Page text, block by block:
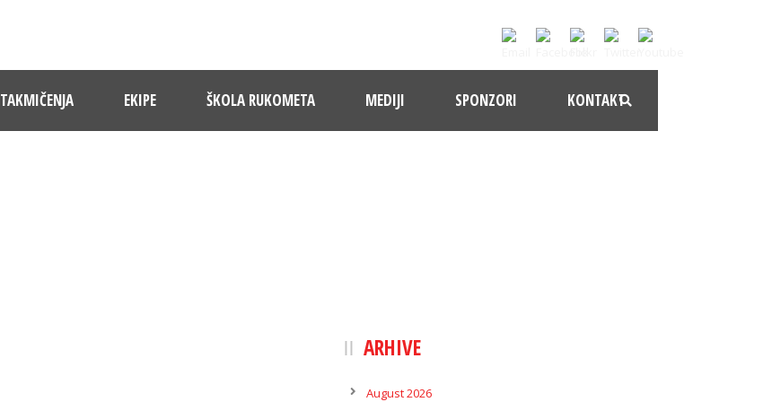
TAKMIČENJA EKIPE ŠKOLA RUKOMETA MEDIJI SPONZORI KONTAKT
ARHIVE
August 2026